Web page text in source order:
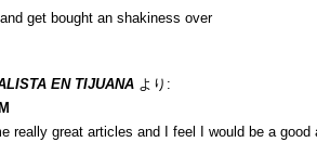
get bought an shakiness over
EN TIJUANA より:
really great articles and I feel I would be a good